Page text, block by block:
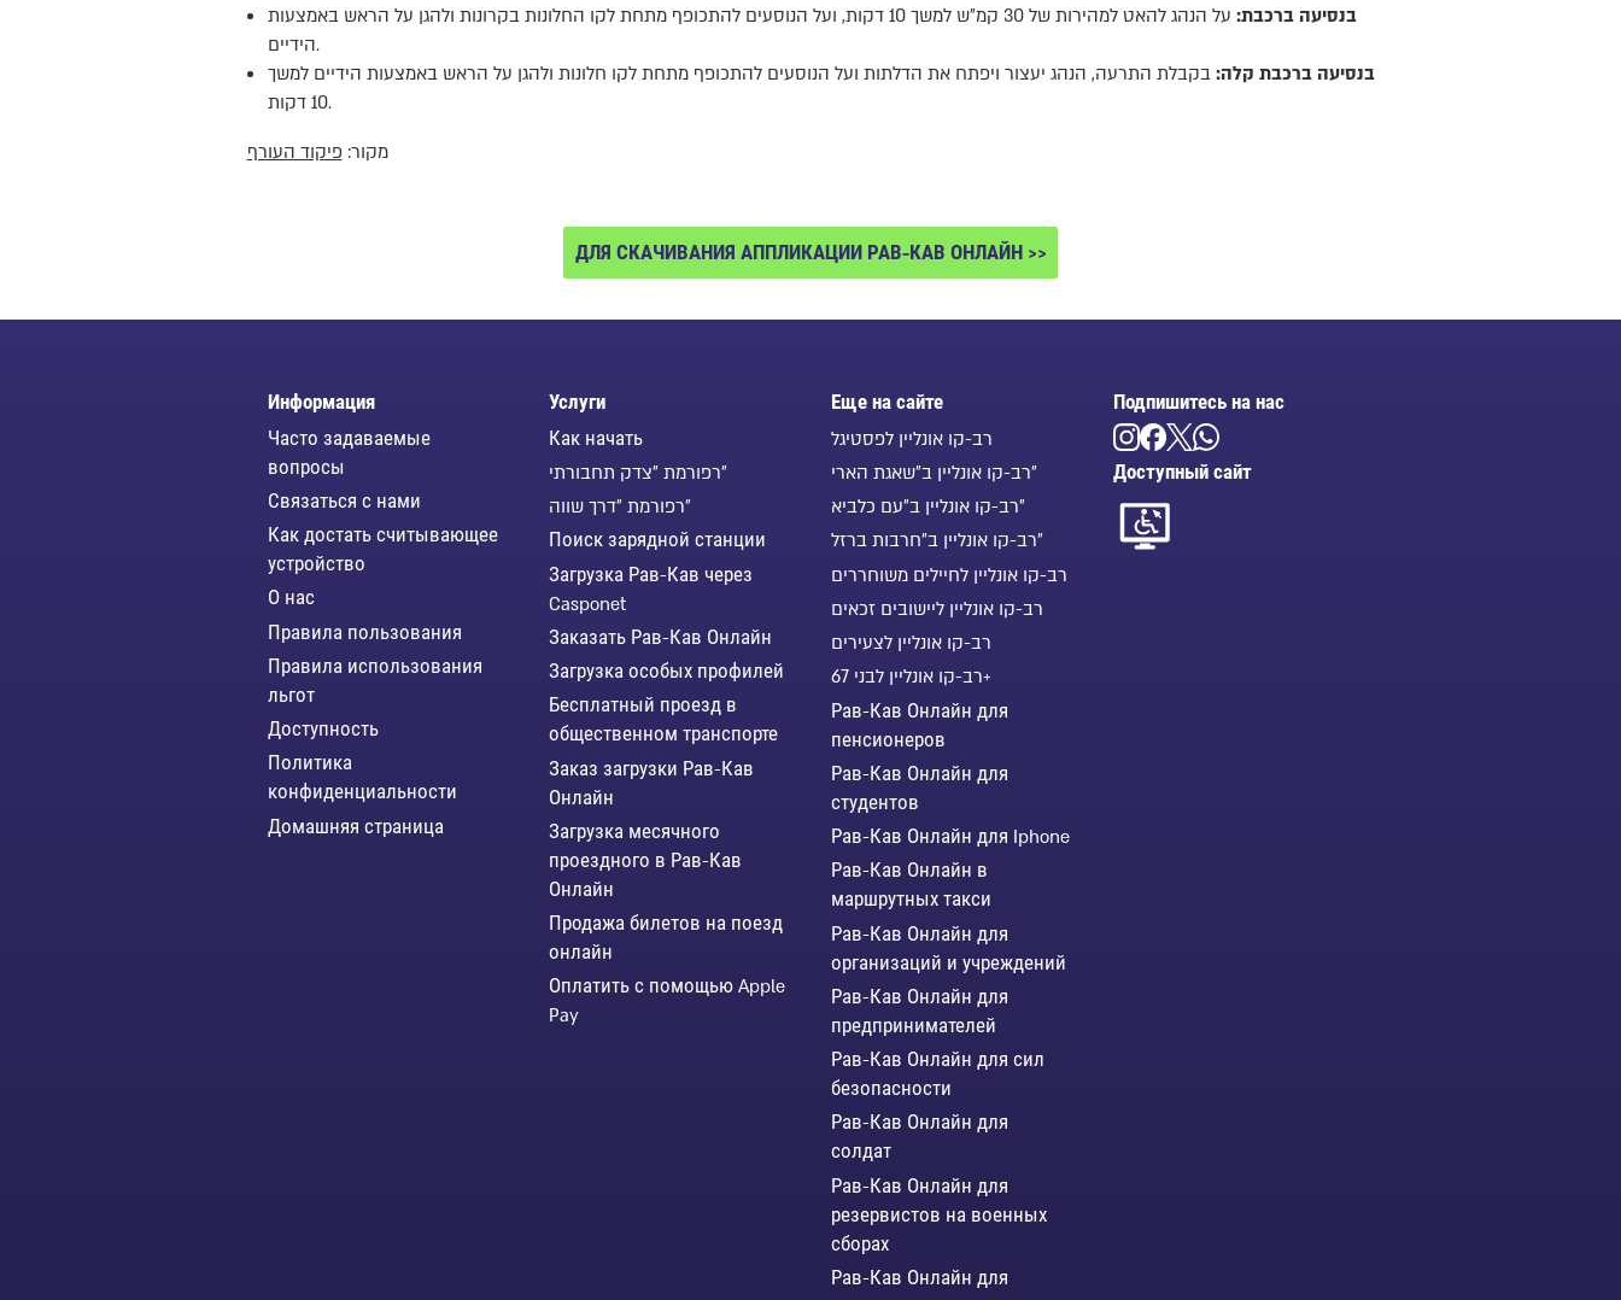
בנסיעה ברכבת:
על הנהג להאט למהירות של 30 קמ"ש למשך 10 דקות, ועל הנוסעים להתכופף מתחת לקו החלונות בקרונות ולהגן על הראש באמצעות
הידיים.
בנסיעה ברכבת קלה: בקבלת התרעה, הנהג יעצור ויפתח את הדלתות ועל הנוסעים להתכופף מתחת לקו חלונות ולהגן על הראש באמצעות הידיים למשך
10 דקות.
מקור:פיקוד העורף
ДЛЯ СКАЧИВАНИЯ АППЛИКАЦИИ РАВ-КАВ ОНЛАЙН >>
Информация
Часто задаваемые
вопросы
Связаться с нами
Как достать считывающее
устройство
О нас
Правила пользования
Правила использования
льгот
Доступность
Политика
конфиденциальности
Домашняя страница
Услуги
Как начать
רפורמת "צדק תחבורתי"
רפורמת "דרך שווה"
Поиск зарядной станции
Загрузка Рав-Кав через
Casponet
Заказать Рав-Кав Онлайн
Загрузка особых профилей
Бесплатный проезд в
общественном транспорте
Заказ загрузки Рав-Кав
Онлайн
Загрузка месячного
проездного в Рав-Кав
Онлайн
Продажа билетов на поезд
онлайн
Оплатить с помощью Apple
Pay
Еще на сайте
רב-קו אונליין לפסטיגל
רב-קו אונליין ב"שאגת הארי"
רב-קו אונליין ב"עם כלביא"
רב-קו אונליין ב"חרבות ברזל"
רב-קו אונליין לחיילים משוחררים
רב-קו אונליין ליישובים זכאים
רב-קו אונליין לצעירים
רב-קו אונליין לבני 67+
Рав-Кав Онлайн для
пенсионеров
Рав-Кав Онлайн для
студентов
Рав-Кав Онлайн для Iphone
Рав-Кав Онлайн в
маршрутных такси
Рав-Кав Онлайн для
организаций и учреждений
Рав-Кав Онлайн для
предпринимателей
Рав-Кав Онлайн для сил
безопасности
Рав-Кав Онлайн для
солдат
Рав-Кав Онлайн для
резервистов на военных
сборах
Рав-Кав Онлайн для
Подпишитесь на нас
Доступный сайт